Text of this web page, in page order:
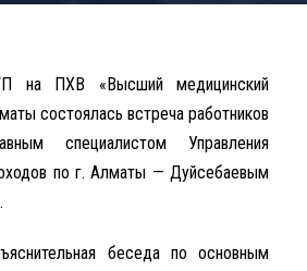
на ПХВ «Высший медицинский
состоялась встреча работников
специалистом Управления
по г. Алматы — Дуйсебаевым
беседа по основным